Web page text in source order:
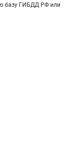
базу ГИБДД РФ или